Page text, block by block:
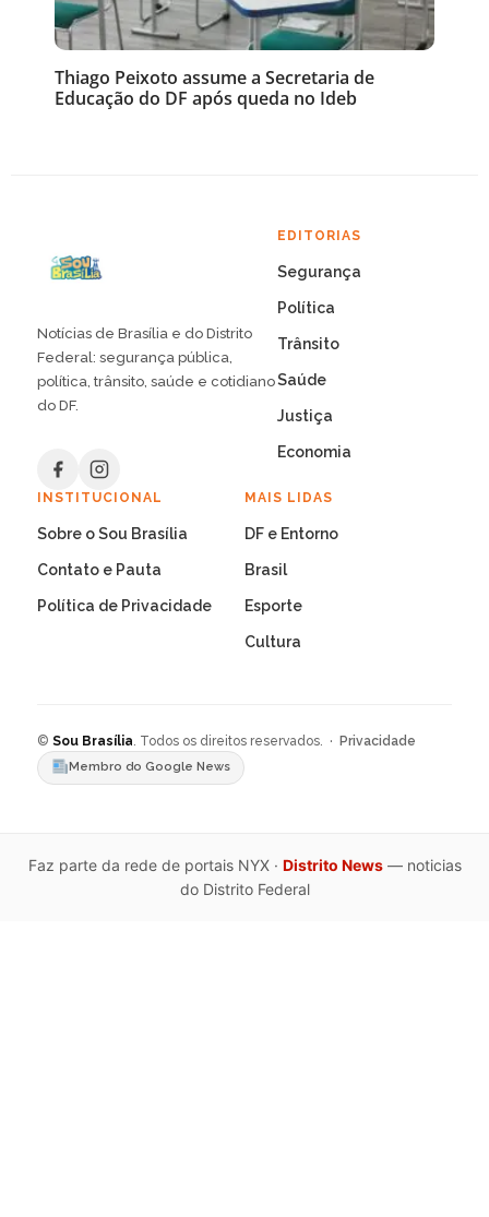
Thiago Peixoto assume a Secretaria de
Educação do DF após queda no Ideb
Notícias de Brasília e do Distrito
Federal: segurança pública,
política, trânsito, saúde e cotidiano
do DF.
EDITORIAS
Segurança
Política
Trânsito
Saúde
Justiça
Economia
INSTITUCIONAL
Sobre o Sou Brasília
Contato e Pauta
Política de Privacidade
MAIS LIDAS
DF e Entorno
Brasil
Esporte
Cultura
© Sou Brasília . Todos os direitos reservados. · Privacidade
Membro do Google News
Faz parte da rede de portais NYX · Distrito News— noticias
do Distrito Federal